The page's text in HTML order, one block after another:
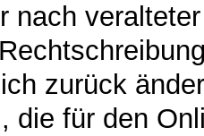
nach
zurück
die für den